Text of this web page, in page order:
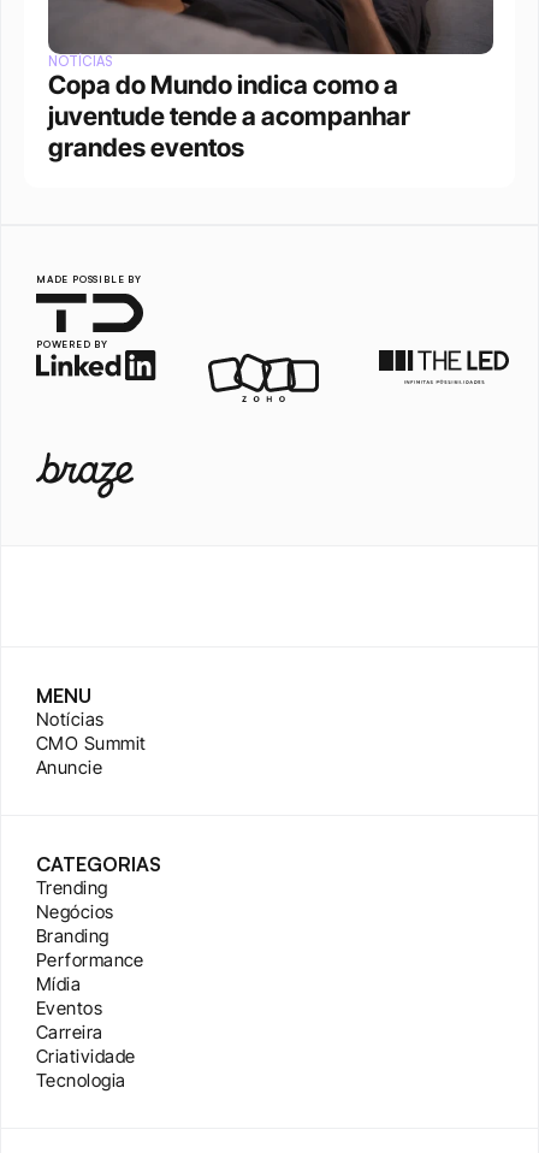
NOTÍCIAS
Copa do Mundo indica como a
juventude tende a acompanhar
grandes eventos
MADE POSSIBLE BY
POWERED BY
MENU
Notícias
CMO Summit
Anuncie
CATEGORIAS
Trending
Negócios
Branding
Performance
Mídia
Eventos
Carreira
Criatividade
Tecnologia